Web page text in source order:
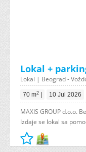
Lokal +
Lokal | Beograd -
70 m2 10 Jul 2026
MAXIS GROUP d.o.o.
Izdaje se lokal sa